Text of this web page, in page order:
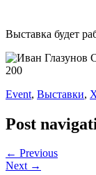
Выставка будет
Event, Выставки,
Post
← Previous
Next →